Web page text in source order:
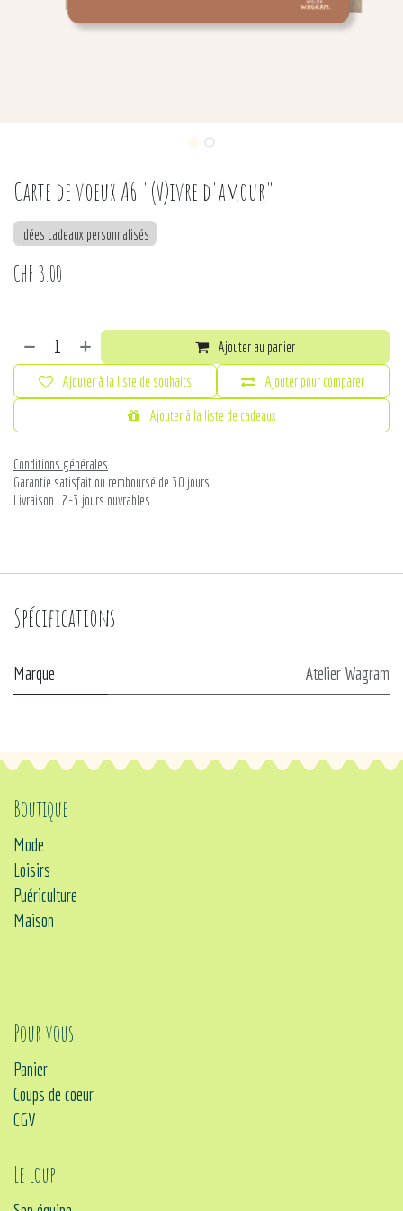
Carte de voeux A6 "(V)ivre d'amour"
Idées cadeaux personnalisés
CHF 3.00
Ajouter au panier
Ajouter pour comparer
Ajouter à la liste de cadeaux
Ajouter à la liste de souhaits
Conditions générales
Garantie satisfait ou remboursé de 30 jours
Livraison : 2-3 jours ouvrables
Spécifications
Marque Atelier Wagram
Boutique
Mode
Loisirs
Puériculture
Maison
Pour vous
Panier
Coups de coeur
CGV
Le loup